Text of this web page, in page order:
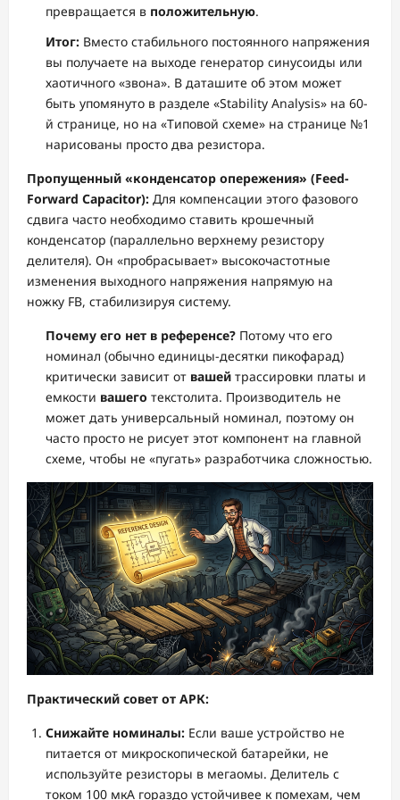
превращается в положительную.
Итог: Вместо стабильного постоянного напряжения
вы получаете на выходе генератор синусоиды или
хаотичного «звона». В даташите об этом может
быть упомянуто в разделе «Stability Analysis» на 60-
й странице, но на «Типовой схеме» на странице №1
нарисованы просто два резистора.
Пропущенный «конденсатор опережения» (Feed-
Forward Capacitor): Для компенсации этого фазового
сдвига часто необходимо ставить крошечный
конденсатор (параллельно верхнему резистору
делителя). Он «пробрасывает» высокочастотные
изменения выходного напряжения напрямую на
ножку FB, стабилизируя систему.
Почему его нет в референсе? Потому что его
номинал (обычно единицы-десятки пикофарад)
критически зависит от вашей трассировки платы и
емкости вашего текстолита. Производитель не
может дать универсальный номинал, поэтому он
часто просто не рисует этот компонент на главной
схеме, чтобы не «пугать» разработчика сложностью.
Практический совет от АРК:
Снижайте номиналы: Если ваше устройство не
питается от микроскопической батарейки, не
используйте резисторы в мегаомы. Делитель с
током 100 мкА гораздо устойчивее к помехам, чем